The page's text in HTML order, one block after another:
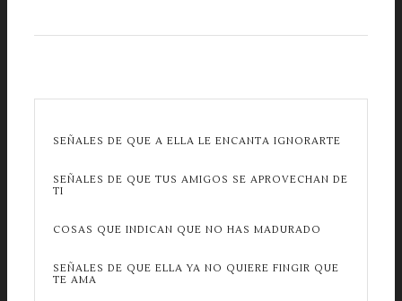
SEÑALES DE QUE A ELLA LE ENCANTA IGNORARTE
SEÑALES DE QUE TUS AMIGOS SE APROVECHAN DE
TI
COSAS QUE INDICAN QUE NO HAS MADURADO
SEÑALES DE QUE ELLA YA NO QUIERE FINGIR QUE
TE AMA